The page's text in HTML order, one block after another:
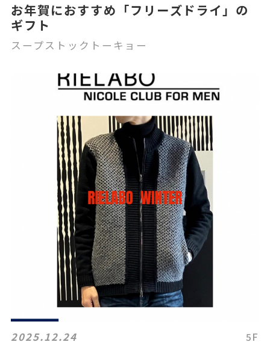
お年賀におすすめ「フリーズドライ」の
ギフト
スープストックトーキョー
2025.12.24 5F